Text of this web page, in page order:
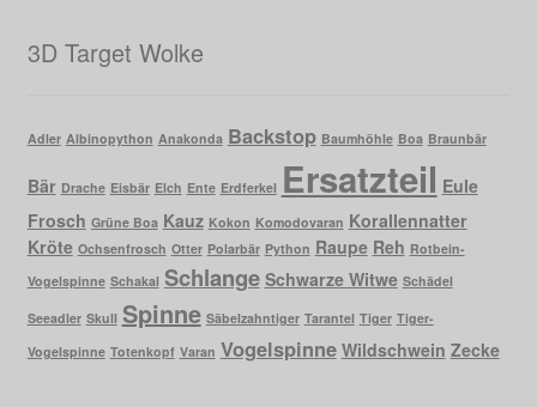
3D Target Wolke
Adler Albinopython Anakonda Backstop Baumhöhle Boa Braunbär
Bär Drache Eisbär Elch Ente Erdferkel Ersatzteil Eule
Frosch Grüne Boa Kauz Kokon Komodovaran Korallennatter
Kröte Ochsenfrosch Otter Polarbär Python Raupe Reh Rotbein-
Vogelspinne Schakal Schlange Schwarze Witwe Schädel
Seeadler Skull Spinne Säbelzahntiger Tarantel Tiger Tiger-
Vogelspinne Totenkopf Varan Vogelspinne Wildschwein Zecke